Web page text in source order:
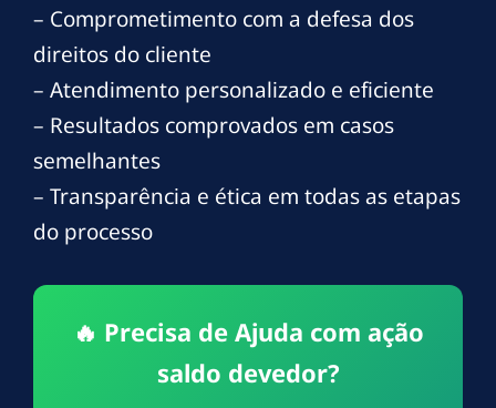
– Comprometimento com a defesa dos
direitos do cliente
– Atendimento personalizado e eficiente
– Resultados comprovados em casos
semelhantes
– Transparência e ética em todas as etapas
do processo
🔥 Precisa de Ajuda com ação
saldo devedor?